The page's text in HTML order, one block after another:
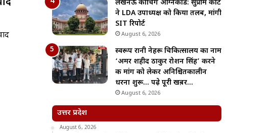
लखनऊ कोचिंग अग्निकांड: सुप्रीम कोर्ट
ने LDA उपाध्यक्ष को किया तलब, मांगी
SIT रिपोर्ट
August 6, 2026
स्वरूप रानी नेहरू चिकित्सालय का नाम
‘अमर शहीद ठाकुर रोशन सिंह’ करने
की मांग को लेकर अनिश्चितकालीन
धरना शुरू… पढ़े पूरी खब़र…
August 6, 2026
उत्तर प्रदेश
August 6, 2026